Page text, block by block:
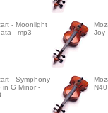
- Moonlight
- mp3
Joy
- Symphony
in G Minor -